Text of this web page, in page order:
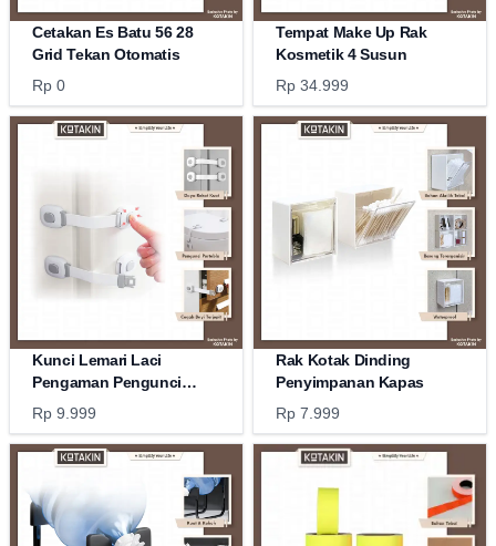
Cetakan Es Batu 56 28
Grid Tekan Otomatis
Rp 0
Tempat Make Up Rak
Kosmetik 4 Susun
Rp 34.999
Kunci Lemari Laci
Pengaman Pengunci
Kulkas
Rp 9.999
Rak Kotak Dinding
Penyimpanan Kapas
Rp 7.999